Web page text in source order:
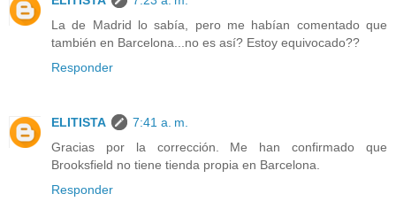
La de Madrid lo sabía, pero me habían comentado que
también en Barcelona...no es así? Estoy equivocado??
Responder
ELITISTA
7:41 a. m.
Gracias por la corrección. Me han confirmado que
Brooksfield no tiene tienda propia en Barcelona.
Responder